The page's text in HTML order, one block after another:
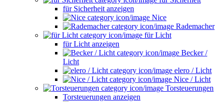
für Sicherheit anzeigen
Nice
Rademacher
für Licht
für Licht anzeigen
Becker /
Licht
elero / Licht
Nice / Licht
Torsteuerungen
Torsteuerungen anzeigen